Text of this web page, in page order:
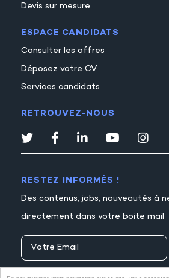
Devis sur mesure
ESPACE CANDIDATS
Consulter les offres
Déposez votre CV
Services candidats
RETROUVEZ-NOUS
RESTEZ INFORMÉS !
Des contenus, jobs, nouveautés à
directement dans votre boite mail